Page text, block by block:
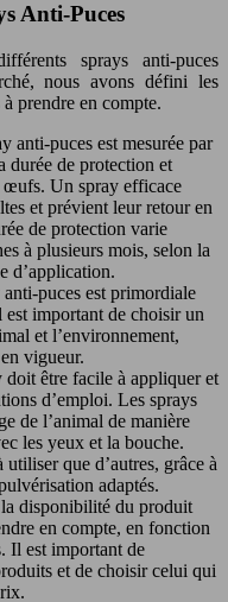
Anti-Puces
sprays anti-puces
nous avons défini les
prendre en compte.
anti-puces est mesurée par
durée de protection et
œufs. Un spray efficace
et prévient leur retour en
de protection varie
à plusieurs mois, selon la
d’application.
puces est primordiale
important de choisir un
et l’environnement,
vigueur.
doit être facile à appliquer et
d’emploi. Les sprays
de l’animal de manière
les yeux et la bouche.
que d’autres, grâce à
adaptés.
disponibilité du produit
en compte, en fonction
Il est important de
et de choisir celui qui